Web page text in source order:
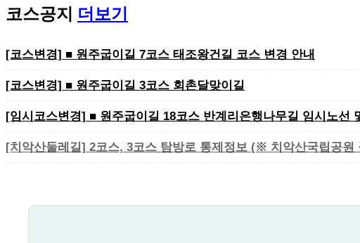
코스공지 더보기
[코스변경] ■ 원주굽이길 7코스 태조왕건길 코스 변경 안내
[코스변경] ■ 원주굽이길 3코스 회촌달맞이길
[임시코스변경] ■ 원주굽이길 18코스 반계리은행나무길 임시노선
[치악산둘레길] 2코스, 3코스 탐방로 통제정보 (※ 치악산국립공원